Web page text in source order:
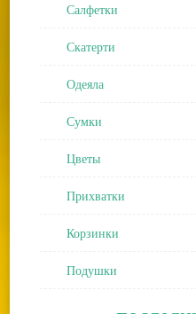
Салфетки
Скатерти
Одеяла
Сумки
Цветы
Прихватки
Корзинки
Подушки